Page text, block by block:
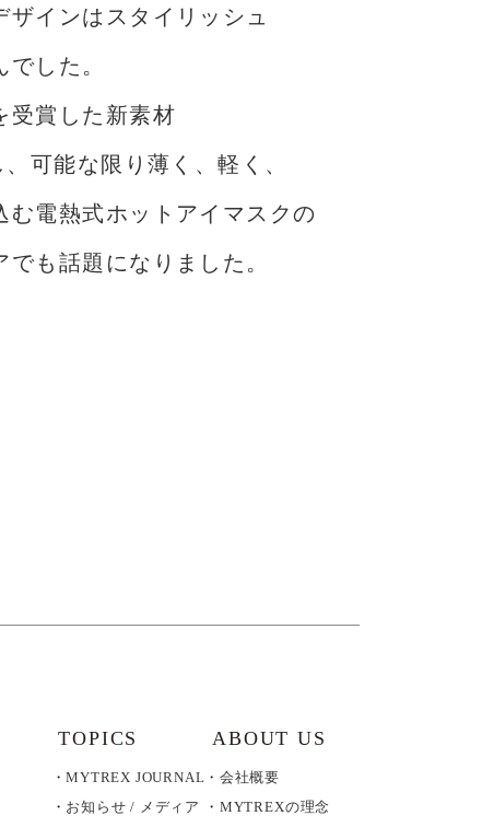
インはスタイリッシュ
した。
受賞した新素材
可能な限り薄く、軽く、
む電熱式ホットアイマスクの
も話題になりました。
TOPICS
MYTREX JOURNAL
お知らせ / メディア
ABOUT US
会社概要
MYTREXの理念